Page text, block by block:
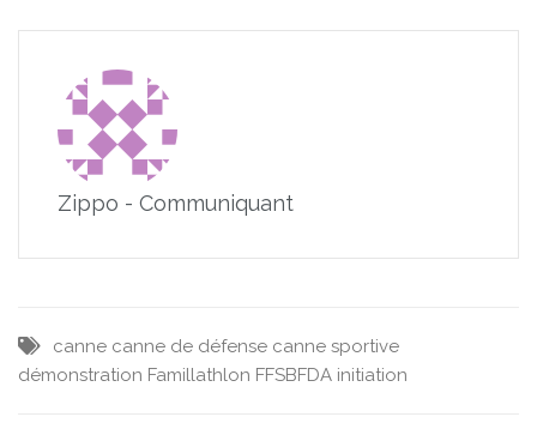
Zippo - Communiquant
canne canne de défense canne sportive
démonstration Famillathlon FFSBFDA initiation